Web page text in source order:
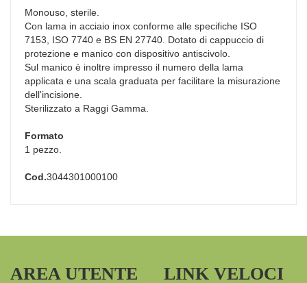
Monouso, sterile.
Con lama in acciaio inox conforme alle specifiche ISO
7153, ISO 7740 e BS EN 27740. Dotato di cappuccio di
protezione e manico con dispositivo antiscivolo.
Sul manico è inoltre impresso il numero della lama
applicata e una scala graduata per facilitare la misurazione
dell'incisione.
Sterilizzato a Raggi Gamma.
Formato
1 pezzo.
Cod.3044301000100
AREA UTENTE LINK VELOCI